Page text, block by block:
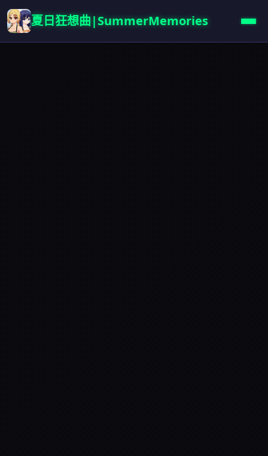
夏日狂想曲|SummerMemories